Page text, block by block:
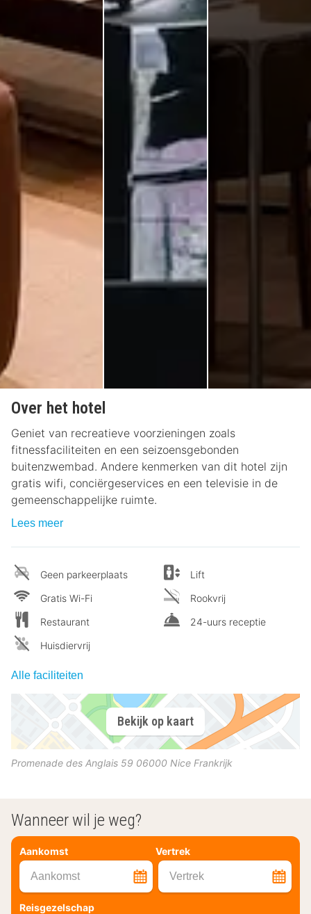
Over het hotel
Geniet van recreatieve voorzieningen zoals
fitnessfaciliteiten en een seizoensgebonden
buitenzwembad. Andere kenmerken van dit hotel zijn
gratis wifi, conciërgeservices en een televisie in de
gemeenschappelijke ruimte.
Lees meer
Geen parkeerplaats
Gratis Wi-Fi
Restaurant
Huisdiervrij
Lift
Rookvrij
24-uurs receptie
Alle faciliteiten
Bekijk op kaart
Promenade des Anglais 59 06000 Nice Frankrijk
Wanneer wil je weg?
Aankomst Vertrek
Aankomst Vertrek
Reisgezelschap